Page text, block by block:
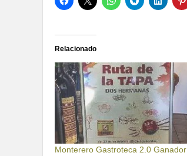
Relacionado
Monterero Gastroteca 2.0 Ganador